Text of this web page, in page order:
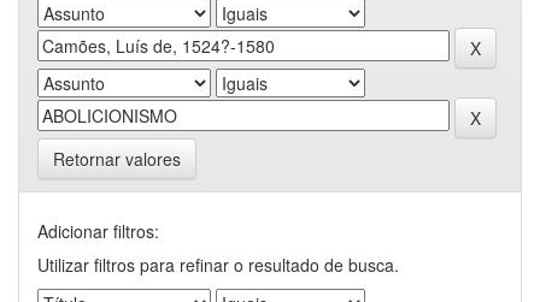
Retornar valores
Adicionar filtros:
Utilizar filtros para refinar o resultado de busca.